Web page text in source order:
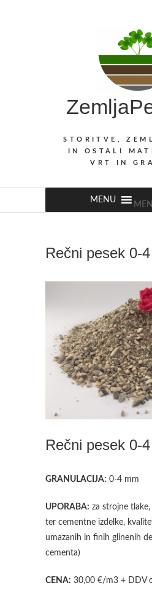
STORITVE,
IN OSTALI
VRT IN
Rečni pesek 0-
Rečni pesek 0-
GRANULACIJA: 0-4 mm
UPORABA: za strojne
ter cementne izdelke,
umazanih in finih glinenih
cementa)
CENA: 30,00 €/m3 + DDV